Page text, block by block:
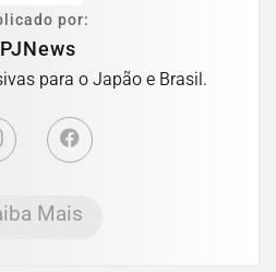
por:
para o Japão e Brasil.
Mais